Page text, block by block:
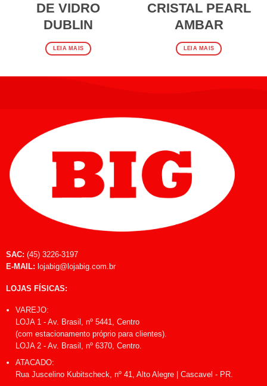
DE VIDRO
DUBLIN
LEIA MAIS
CRISTAL PEARL
AMBAR
LEIA MAIS
SAC: (45) 3226-3197
E-MAIL: lojabig@lojabig.com.br
LOJAS FÍSICAS:
VAREJO:
LOJA 1 - Av. Brasil, nº 5441, Centro
(com estacionamento próprio para clientes).
LOJA 2 - Av. Brasil, nº 6370, Centro.
ATACADO:
Rua Juscelino Kubitscheck, nº 41, Alto Alegre | Cascavel - PR.